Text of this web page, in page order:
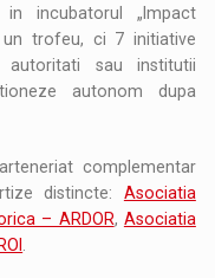
incubatorul „Impact
trofeu, ci 7 initiative
sau institutii
autonom dupa
complementar
distincte: Asociatia
– ARDOR, Asociatia